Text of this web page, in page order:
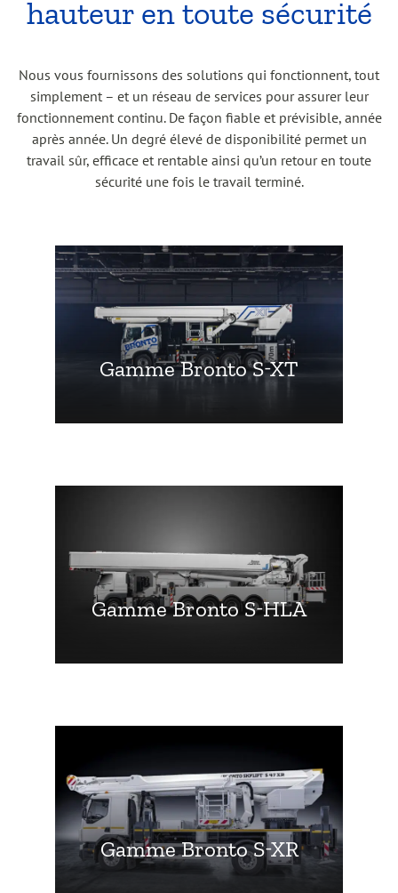
hauteur en toute sécurité
Nous vous fournissons des solutions qui fonctionnent, tout
simplement – et un réseau de services pour assurer leur
fonctionnement continu. De façon fiable et prévisible, année
après année. Un degré élevé de disponibilité permet un
travail sûr, efficace et rentable ainsi qu’un retour en toute
sécurité une fois le travail terminé.
Gamme Bronto S-XT
Gamme Bronto S-HLA
Gamme Bronto S-XR